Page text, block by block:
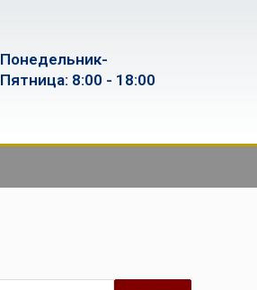
Понедельник-
Пятница: 8:00 - 18:00